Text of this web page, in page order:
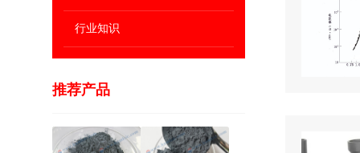
行业知识
推荐产品